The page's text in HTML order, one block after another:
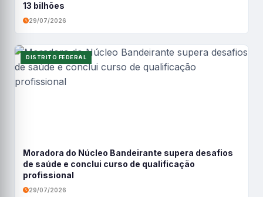
13 bilhões
29/07/2026
DISTRITO FEDERAL
Moradora do Núcleo Bandeirante supera desafios
de saúde e conclui curso de qualificação
profissional
29/07/2026